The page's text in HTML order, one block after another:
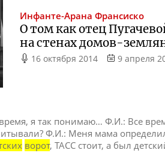
Инфанте-Арана Франсиско
О том как отец
на стенахдомов-
16 октября 2014 9 апреля
я так понимаю… Ф.И.: Все
Ф.И.: Меня мама
ворот, ТАСС стоит, а был